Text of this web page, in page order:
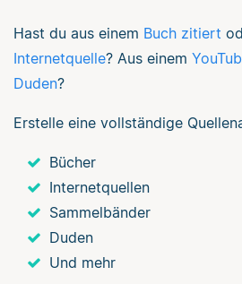
Hast du aus einem Buch zitiert
Internetquelle? Aus einem
Duden?
Erstelle eine vollständige
Bücher
Internetquellen
Sammelbänder
Duden
Und mehr